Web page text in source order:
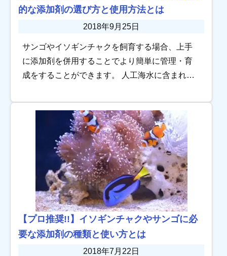
的な添加剤の選び方と使用方法とは
2018年9月25日
サンゴやイソギンチャクを飼育する場合、上手
に添加剤を併用することでより簡単に管理・育
成をすることができます。 人工海水に含まれて
が、サンゴの量が多くなるにつれ、栄養素の消
費量が多く […]
【プロ推奨!!】イソギンチャクやサンゴに必
要な添加剤の種類と使い方とは
2018年7月22日